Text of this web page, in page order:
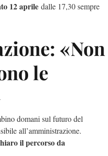
12 aprile dalle 17,30 sempre
«Non
le
domani sul futuro del
all’amministrazione.
il percorso da